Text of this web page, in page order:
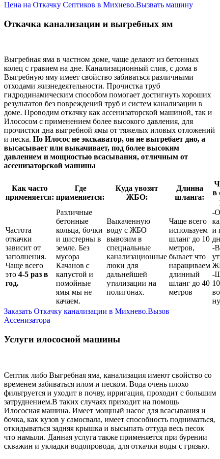
Цена на Откачку Септиков в Михнево.Вызвать машину
Откачка канализации и выгребных ям
Выгребная яма в частном доме, чаще делают из бетонных
колец с гравием на дне. Канализационный слив, с дома в
Выгребную яму имеет свойство забиваться различными
отходами жизнедеятельности. Прочистка труб
гидродинамическим способом помогает достигнуть хороших
результатов без повреждений труб и систем канализации в
доме. Проводим откачку как ассенизаторской машиной, так и
Илососом с применением более высокого давления, для
прочистки дна выгребной ямы от тяжелых иловых отложений
и песка. Но Илосос не экскаватор, он не выгребает дно, а
высасывает или выкачивает, под более высоким
давлением и мощностью всасывания, отличным от
ассенизаторской машины
Как часто
применяется:
Где
применяется:
Куда увозят
ЖБО:
Длинна
шланга:
в
Частота
откачки
зависит от
заполнения.
Чаще всего
это 4-5 раз в
год.
Различные
бетонные
кольца, бочки
и цистерны в
земле. Без
мусора
Качанов с
капустой и
помойные
ямы мы не
качаем.
Выкаченную
воду с ЖБО
вывозим в
специальные
канализационные
люки для
дальнейшей
утилизации на
полигонах.
Чаще всего
используем
шланг до 10
метров,
бывает что
наращиваем
длинный
шланг до 40
метров
-
и
-
-
Заказать Откачку канализации в Михнево.Вызов
Ассенизатора
Услуги илососной машины
Септик либо Выгребная яма, канализация имеют свойство со
временем забиваться илом и песком. Вода очень плохо
фильтруется и уходит в почву, ирригация, проходит с большим
затруднением.В таких случаях приходит на помощь
Илососная машина. Имеет мощный насос для всасывания и
бочка, как кузов у самосвала, имеет способность подниматься,
откидываться задняя крышка и высыпать оттуда весь песок
что намыли. Данная услуга также применяется при бурении
скважин и укладки водопровода, для откачки воды с грязью.